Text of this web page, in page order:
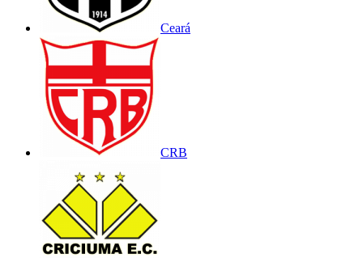
Ceará
CRB